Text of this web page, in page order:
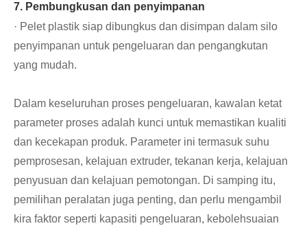
7. Pembungkusan dan penyimpanan
· Pelet plastik siap dibungkus dan disimpan dalam silo
penyimpanan untuk pengeluaran dan pengangkutan
yang mudah.
Dalam keseluruhan proses pengeluaran, kawalan ketat
parameter proses adalah kunci untuk memastikan kualiti
dan kecekapan produk. Parameter ini termasuk suhu
pemprosesan, kelajuan extruder, tekanan kerja, kelajuan
penyusuan dan kelajuan pemotongan. Di samping itu,
pemilihan peralatan juga penting, dan perlu mengambil
kira faktor seperti kapasiti pengeluaran, kebolehsuaian